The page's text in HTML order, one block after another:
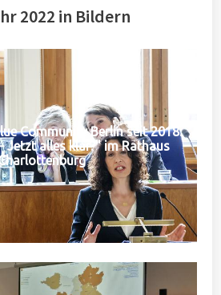
2022 in Bildern
Community Berlin seit 2018:
Jetzt alles klar?" im Rathaus